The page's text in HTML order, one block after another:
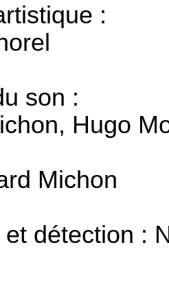
:
son :
Hugo
Michon
détection :